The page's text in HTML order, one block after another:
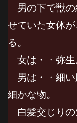
男の下で獣の
せていた女体
る。
女は・・弥生
男は・・細い
細かな物。
白髪交じりの